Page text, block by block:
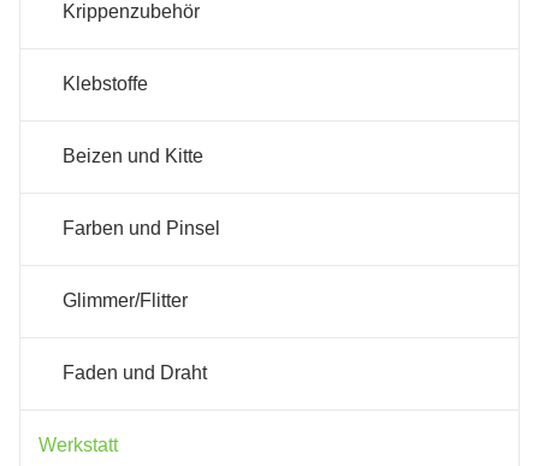
Krippenzubehör
Klebstoffe
Beizen und Kitte
Farben und Pinsel
Glimmer/Flitter
Faden und Draht
Werkstatt